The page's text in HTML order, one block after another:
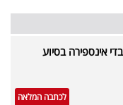
אינספירה בסיוע
לכתבה המלאה